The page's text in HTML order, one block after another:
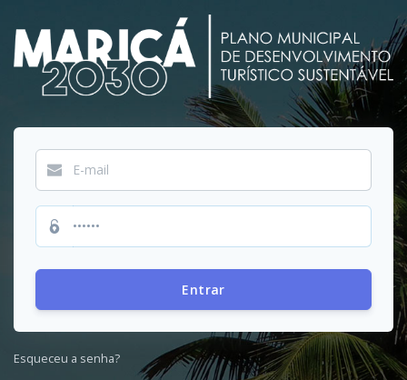
Entrar
Esqueceu a senha?